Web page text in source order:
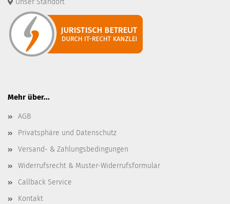
Unser Standort
Mehr über...
AGB
Privatsphäre und Datenschutz
Versand- & Zahlungsbedingungen
Widerrufsrecht & Muster-Widerrufsformular
Callback Service
Kontakt